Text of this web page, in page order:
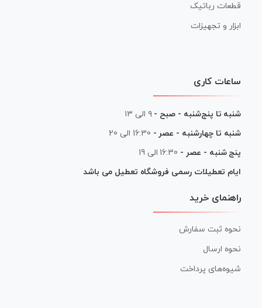
قطعات رباتیک
ابزار و تجهیزات
ساعات کاری
شنبه تا پنج‌شنبه - صبح - ۹ الی ۱۳
شنبه تا چهارشنبه - عصر - 16:30 الی 20
پنج شنبه - عصر - 16:30 الی 19
ایام تعطیلات رسمی فروشگاه تعطیل می باشد
راهنمای خرید
نحوه ثبت سفارش
نحوه ارسال
شیوه‌های پرداخت